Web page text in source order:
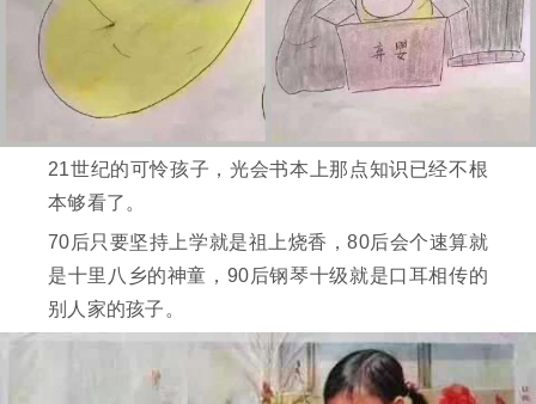
21世纪的可怜孩子，光会书本上那点知识已经不根
本够看了。
70后只要坚持上学就是祖上烧香，80后会个速算就
是十里八乡的神童，90后钢琴十级就是口耳相传的
别人家的孩子。